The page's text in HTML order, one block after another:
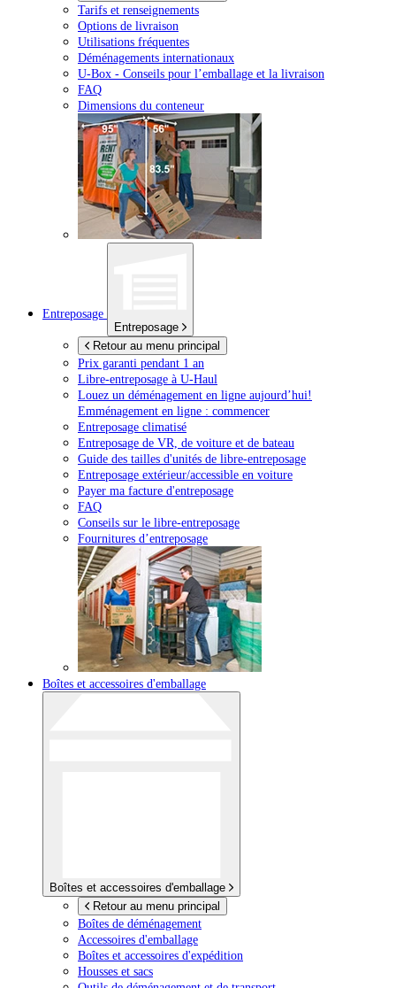
Tarifs et renseignements
Options de livraison
Utilisations fréquentes
Déménagements internationaux
U-Box - Conseils pour l’emballage et la livraison
FAQ
Dimensions du conteneur
Entreposage
Entreposage
Retour au menu principal
Prix garanti pendant 1 an
Libre-entreposage à U-Haul
Louez un déménagement en ligne aujourd’hui!
Emménagement en ligne : commencer
Entreposage climatisé
Entreposage de VR, de voiture et de bateau
Guide des tailles d'unités de libre-entreposage
Entreposage extérieur/accessible en voiture
Payer ma facture d'entreposage
FAQ
Conseils sur le libre-entreposage
Fournitures d’entreposage
Boîtes et accessoires d'emballage
Boîtes et accessoires d'emballage
Retour au menu principal
Boîtes de déménagement
Accessoires d'emballage
Boîtes et accessoires d'expédition
Housses et sacs